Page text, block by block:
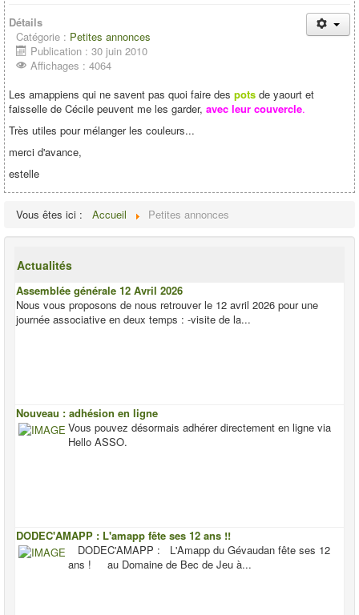
Détails
Catégorie : Petites annonces
Publication : 30 juin 2010
Affichages : 4064
Les amappiens qui ne savent pas quoi faire des pots de yaourt et
faisselle de Cécile peuvent me les garder, avec leur couvercle.
Très utiles pour mélanger les couleurs...
merci d'avance,
estelle
Vous êtes ici : Accueil Petites annonces
Actualités
Assemblée générale 12 Avril 2026
Nous vous proposons de nous retrouver le 12 avril 2026 pour une
journée associative en deux temps : -visite de la...
Nouveau : adhésion en ligne
Vous pouvez désormais adhérer directement en ligne via
Hello ASSO.
DODEC'AMAPP : L'amapp fête ses 12 ans !!
DODEC'AMAPP : L'Amapp du Gévaudan fête ses 12
ans ! au Domaine de Bec de Jeu à...